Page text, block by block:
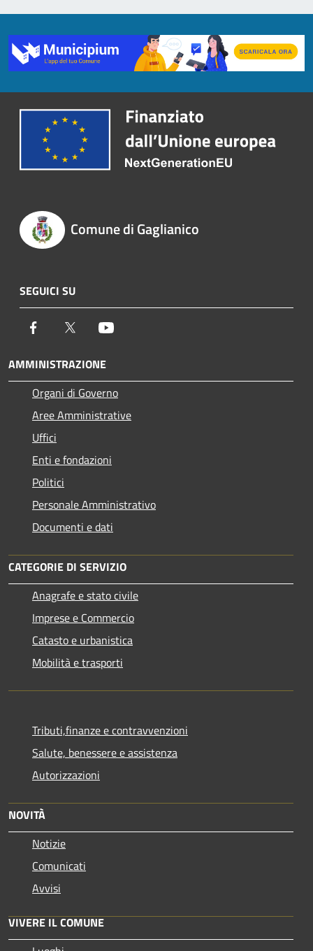
Comune di Gaglianico
SEGUICI SU
Facebook Twitter
AMMINISTRAZIONE
Organi di Governo
Aree Amministrative
Uffici
Enti e fondazioni
Politici
Personale Amministrativo
Documenti e dati
CATEGORIE DI SERVIZIO
Anagrafe e stato civile
Imprese e Commercio
Catasto e urbanistica
Mobilità e trasporti
Tributi,finanze e contravvenzioni
Salute, benessere e assistenza
Autorizzazioni
NOVITÀ
Notizie
Comunicati
Avvisi
VIVERE IL COMUNE